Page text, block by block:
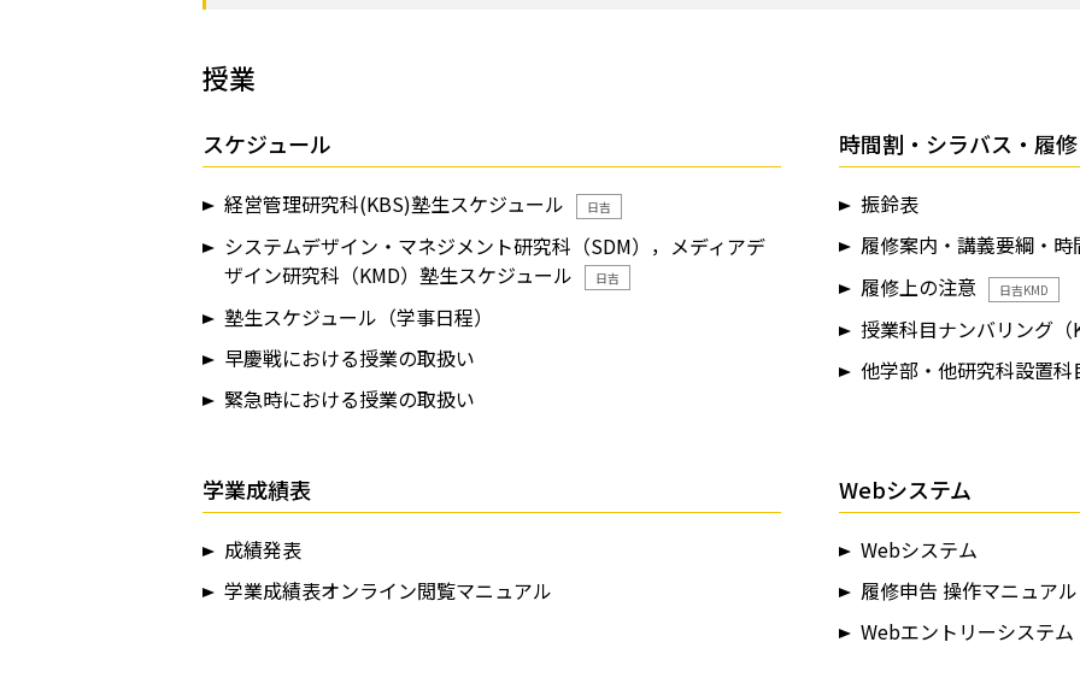
授業
スケジュール
経営管理研究科(KBS)塾生スケジュール 日吉
システムデザイン・マネジメント研究科（SDM），メディアデ
ザイン研究科（KMD）塾生スケジュール
日吉
塾生スケジュール（学事日程）
早慶戦における授業の取扱い
緊急時における授業の取扱い
時間割・シラバス・履修
振鈴表
履修案内・講義要綱・時
履修上の注意
日吉KMD
授業科目ナンバリング
他学部・他研究科設置
学業成績表
成績発表
学業成績表オンライン閲覧マニュアル
Webシステム
Webシステム
履修申告 操作マニュアル
Webエントリーシステ